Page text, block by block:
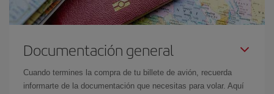
Documentación general
Cuando termines la compra de tu billete de avión, recuerda
informarte de la documentación que necesitas para volar. Aquí